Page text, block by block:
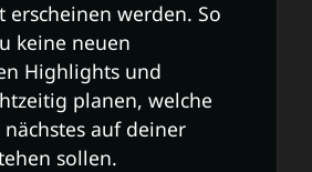
erscheinen werden. So
keine neuen
Highlights und
planen, welche
nächstes auf deiner
sollen.